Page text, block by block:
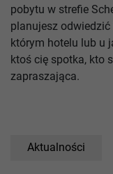
pobytu w strefie
planujesz
którym hotelu lub u
ktoś cię spotka, kto
zapraszająca.
Aktualności